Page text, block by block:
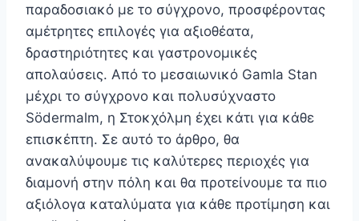
παραδοσιακό με το σύγχρονο, προσφέροντας
αμέτρητες επιλογές για αξιοθέατα,
δραστηριότητες και γαστρονομικές
απολαύσεις. Από το μεσαιωνικό Gamla Stan
μέχρι το σύγχρονο και πολυσύχναστο
Södermalm, η Στοκχόλμη έχει κάτι για κάθε
επισκέπτη. Σε αυτό το άρθρο, θα
ανακαλύψουμε τις καλύτερες περιοχές για
διαμονή στην πόλη και θα προτείνουμε τα πιο
αξιόλογα καταλύματα για κάθε προτίμηση και